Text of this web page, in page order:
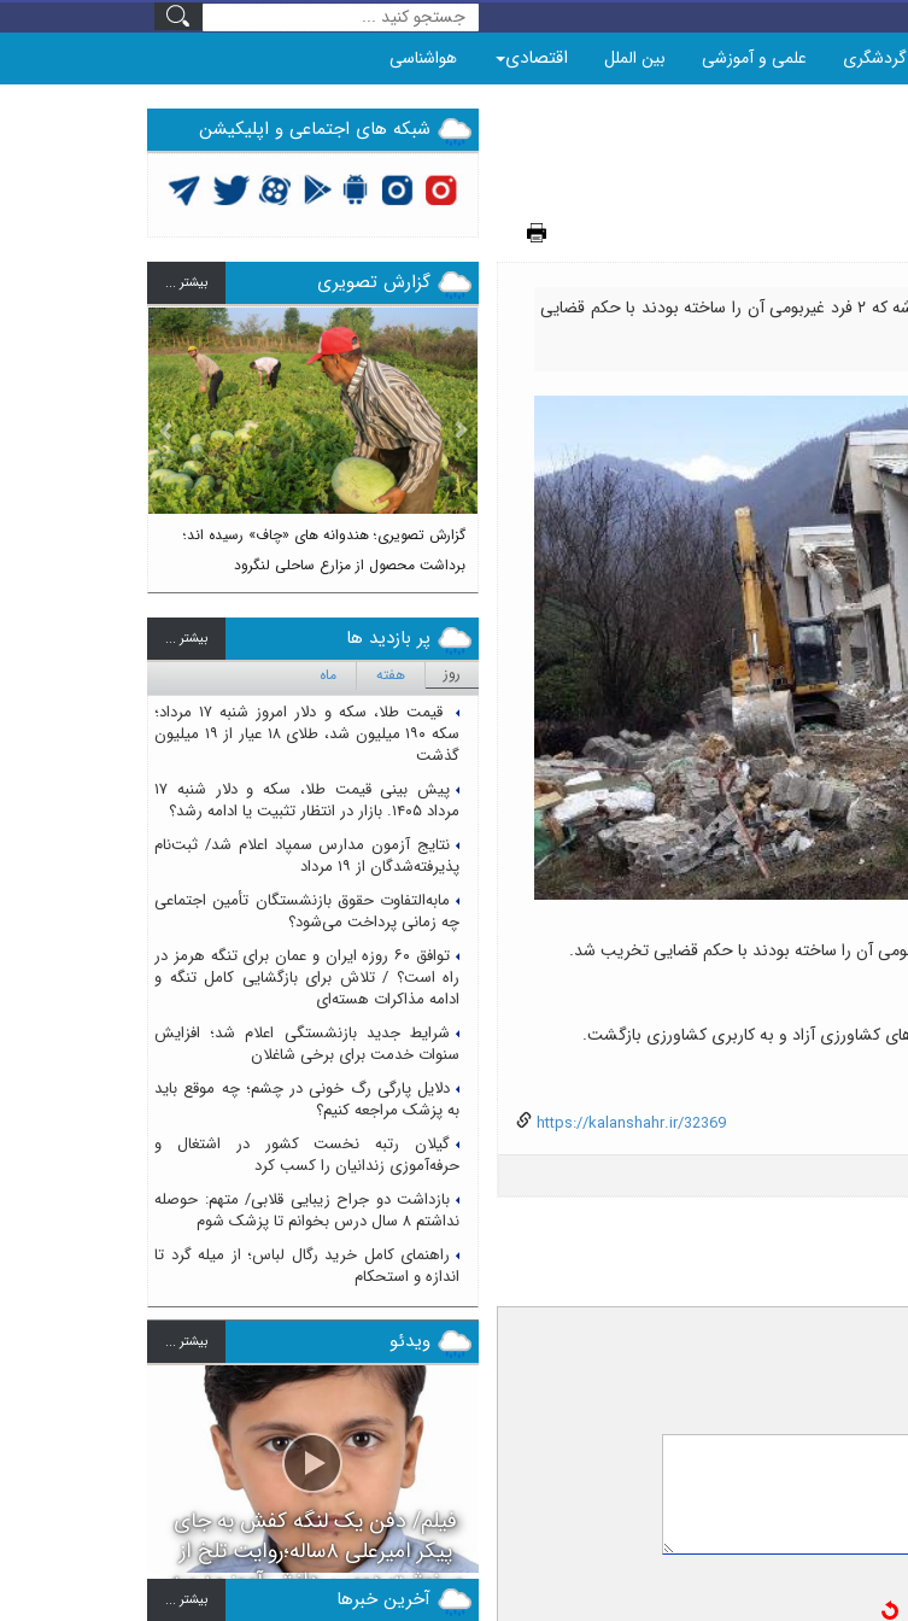
گردشگری علمی و آموزشی بین الملل اقتصادی هواشناسی
مدیر جهاد کشاورزی فومن خبر داد: ۲ ویلای غیرمجاز که در شالیزار روستای فوشه که ۲ فرد غیربومی آن را ساخته بودند با حکم قضایی
https://kalanshahr.ir/32369
شبکه های اجتماعی و اپلیکیشن
گزارش تصویری بيشتر ...
گزارش تصویری؛ هندوانه های «چاف» رسیده اند؛
برداشت محصول از مزارع ساحلی لنگرود
Previous Next
پر بازدید ها بيشتر ...
روز هفته ماه
قیمت طلا، سکه و دلار امروز شنبه ۱۷ مرداد؛
سکه ۱۹۰ میلیون شد، طلای ۱۸ عیار از ۱۹ میلیون
گذشت
پیش بینی قیمت طلا، سکه و دلار شنبه ۱۷
مرداد ۱۴۰۵. بازار در انتظار تثبیت یا ادامه رشد؟
نتایج آزمون مدارس سمپاد اعلام شد/ ثبت‌نام
پذیرفته‌شدگان از ۱۹ مرداد
مابه‌التفاوت حقوق بازنشستگان تأمین اجتماعی
چه زمانی پرداخت می‌شود؟
توافق ۶۰ روزه ایران و عمان برای تنگه هرمز در
راه است؟ / تلاش برای بازگشایی کامل تنگه و
ادامه مذاکرات هسته‌ای
شرایط جدید بازنشستگی اعلام شد؛ افزایش
سنوات خدمت برای برخی شاغلان
دلایل پارگی رگ خونی در چشم؛ چه موقع باید
به پزشک مراجعه کنیم؟
گیلان رتبه نخست کشور در اشتغال و
حرفه‌آموزی زندانیان را کسب کرد
بازداشت دو جراح زیبایی قلابی/ متهم: حوصله
نداشتم ۸ سال درس بخوانم تا پزشک شوم
راهنمای کامل خرید رگال لباس؛ از میله گرد تا
اندازه و استحکام
ویدئو بيشتر ...
فیلم/ دفن یک لنگه کفش به جای
پیکر امیرعلی ۸ساله؛روایت تلخ از
سرنوشت دومین دانش آموز مدرسه
میناب بعد از ماکان
آخرین خبرها بيشتر ...